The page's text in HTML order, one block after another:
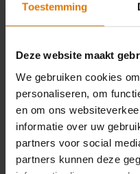
Toestemming
Deze website maakt
We gebruiken cookies
personaliseren, om
en om ons
informatie over uw
partners voor social
partners kunnen deze